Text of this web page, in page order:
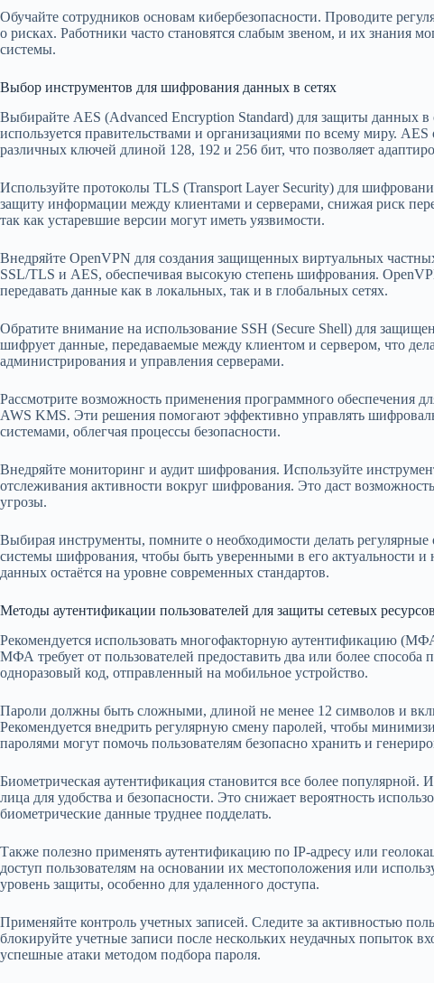
Обучайте сотрудников основам кибербезопасности. Проводите
о рисках. Работники часто становятся слабым звеном, и их знания
системы.
Выбор инструментов для шифрования данных в сетях
Выбирайте AES (Advanced Encryption Standard) для защиты данных
используется правительствами и организациями по всему миру. AES
различных ключей длиной 128, 192 и 256 бит, что позволяет
Используйте протоколы TLS (Transport Layer Security) для
защиту информации между клиентами и серверами, снижая риск
так как устаревшие версии могут иметь уязвимости.
Внедряйте OpenVPN для создания защищенных виртуальных
SSL/TLS и AES, обеспечивая высокую степень шифрования.
передавать данные как в локальных, так и в глобальных сетях.
Обратите внимание на использование SSH (Secure Shell) для
шифрует данные, передаваемые между клиентом и сервером, что
администрирования и управления серверами.
Рассмотрите возможность применения программного обеспечения
AWS KMS. Эти решения помогают эффективно управлять
системами, облегчая процессы безопасности.
Внедряйте мониторинг и аудит шифрования. Используйте
отслеживания активности вокруг шифрования. Это даст
угрозы.
Выбирая инструменты, помните о необходимости делать
системы шифрования, чтобы быть уверенными в его актуальности и
данных остаётся на уровне современных стандартов.
Методы аутентификации пользователей для защиты сетевых ресурсов
Рекомендуется использовать многофакторную аутентификацию
МФА требует от пользователей предоставить два или более
одноразовый код, отправленный на мобильное устройство.
Пароли должны быть сложными, длиной не менее 12 символов и
Рекомендуется внедрить регулярную смену паролей, чтобы
паролями могут помочь пользователям безопасно хранить и
Биометрическая аутентификация становится все более популярной.
лица для удобства и безопасности. Это снижает вероятность
биометрические данные труднее подделать.
Также полезно применять аутентификацию по IP-адресу или
доступ пользователям на основании их местоположения или
уровень защиты, особенно для удаленного доступа.
Применяйте контроль учетных записей. Следите за активностью
блокируйте учетные записи после нескольких неудачных попыток
успешные атаки методом подбора пароля.